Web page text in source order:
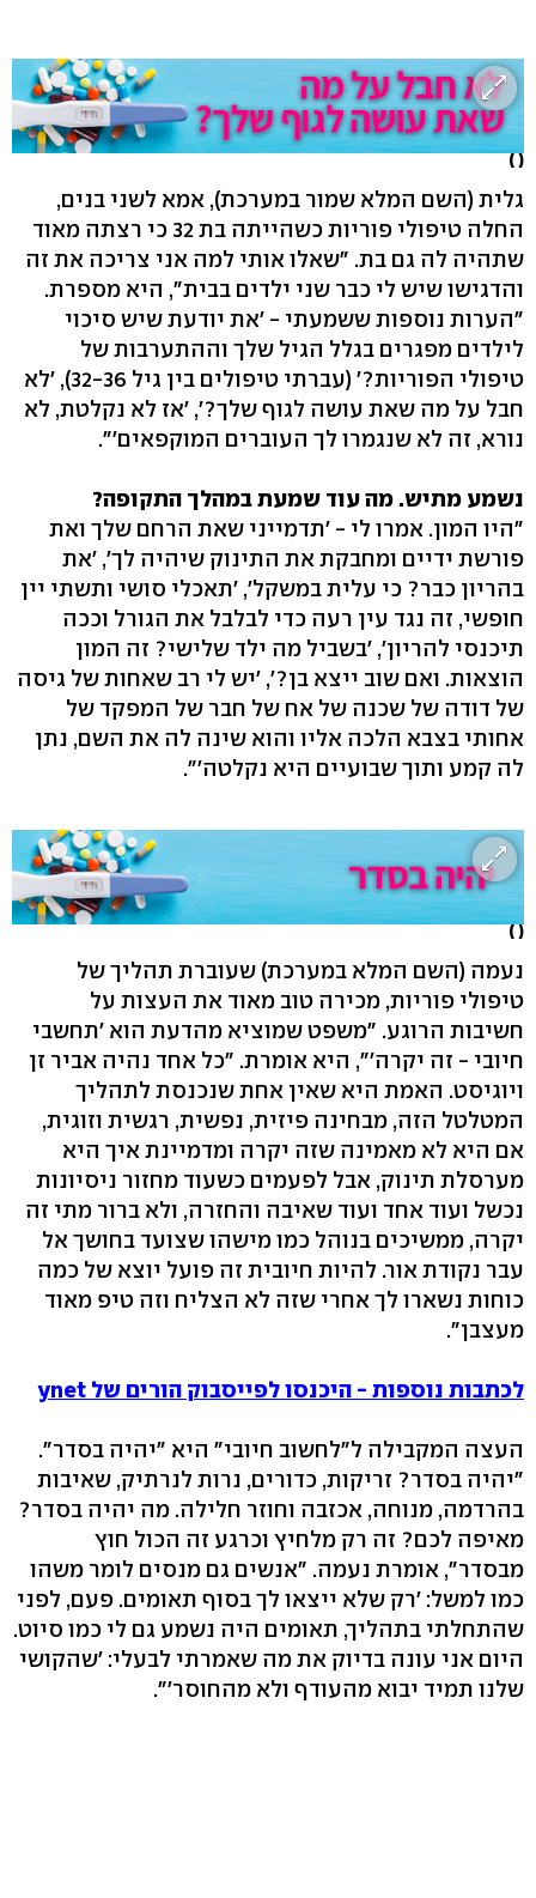
( )
גלית (השם המלא שמור במערכת), אמא לשני בנים,
החלה טיפולי פוריות כשהייתה בת 32 כי רצתה מאוד
שתהיה לה גם בת. "שאלו אותי למה אני צריכה את זה
והדגישו שיש לי כבר שני ילדים בבית", היא מספרת.
"הערות נוספות ששמעתי - 'את יודעת שיש סיכוי
לילדים מפגרים בגלל הגיל שלך וההתערבות של
טיפולי הפוריות?' (עברתי טיפולים בין גיל 32-36), 'לא
חבל על מה שאת עושה לגוף שלך?', 'אז לא נקלטת, לא
נורא, זה לא שנגמרו לך העוברים המוקפאים'".
נשמע מתיש. מה עוד שמעת במהלך התקופה?
"היו המון. אמרו לי - 'תדמייני שאת הרחם שלך ואת
פורשת ידיים ומחבקת את התינוק שיהיה לך', 'את
בהריון כבר? כי עלית במשקל', 'תאכלי סושי ותשתי יין
חופשי, זה נגד עין רעה כדי לבלבל את הגורל וככה
תיכנסי להריון', 'בשביל מה ילד שלישי? זה המון
הוצאות. ואם שוב ייצא בן?', 'יש לי רב שאחות של גיסה
של דודה של שכנה של אח של חבר של המפקד של
אחותי בצבא הלכה אליו והוא שינה לה את השם, נתן
לה קמע ותוך שבועיים היא נקלטה'".
( )
נעמה (השם המלא במערכת) שעוברת תהליך של
טיפולי פוריות, מכירה טוב מאוד את העצות על
חשיבות הרוגע. "משפט שמוציא מהדעת הוא 'תחשבי
חיובי - זה יקרה'", היא אומרת. "כל אחד נהיה אביר זן
ויוגיסט. האמת היא שאין אחת שנכנסת לתהליך
המטלטל הזה, מבחינה פיזית, נפשית, רגשית וזוגית,
אם היא לא מאמינה שזה יקרה ומדמיינת איך היא
מערסלת תינוק, אבל לפעמים כשעוד מחזור ניסיונות
נכשל ועוד אחד ועוד שאיבה והחזרה, ולא ברור מתי זה
יקרה, ממשיכים בנוהל כמו מישהו שצועד בחושך אל
עבר נקודת אור. להיות חיובית זה פועל יוצא של כמה
כוחות נשארו לך אחרי שזה לא הצליח וזה טיפ מאוד
מעצבן".
לכתבות נוספות - היכנסו לפייסבוק הורים של ynet
העצה המקבילה ל"לחשוב חיובי" היא "יהיה בסדר".
"יהיה בסדר? זריקות, כדורים, נרות לנרתיק, שאיבות
בהרדמה, מנוחה, אכזבה וחוזר חלילה. מה יהיה בסדר?
מאיפה לכם? זה רק מלחיץ וכרגע זה הכול חוץ
מבסדר", אומרת נעמה. "אנשים גם מנסים לומר משהו
כמו למשל: 'רק שלא ייצאו לך בסוף תאומים. פעם, לפני
שהתחלתי בתהליך, תאומים היה נשמע גם לי כמו סיוט.
היום אני עונה בדיוק את מה שאמרתי לבעלי: 'שהקושי
שלנו תמיד יבוא מהעודף ולא מהחוסר'".